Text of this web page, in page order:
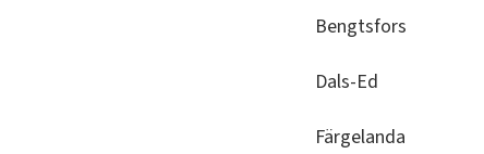
Bengtsfors
Dals-Ed
Färgelanda